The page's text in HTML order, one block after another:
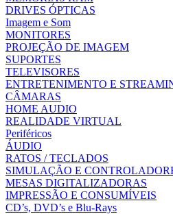
DRIVES ÓPTICAS
Imagem e Som
MONITORES
PROJEÇÃO DE IMAGEM
SUPORTES
TELEVISORES
ENTRETENIMENTO E
CÂMARAS
HOME AUDIO
REALIDADE VIRTUAL
Periféricos
ÁUDIO
RATOS / TECLADOS
SIMULAÇÃO E
MESAS DIGITALIZADORAS
IMPRESSÃO E CONSUMÍVEIS
CD’s, DVD’s e Blu-Rays